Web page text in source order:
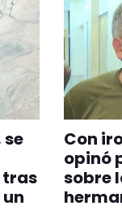
tras
Con
opinó
sobre